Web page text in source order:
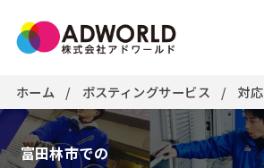
ホーム ポスティングサービス 対
富田林市での